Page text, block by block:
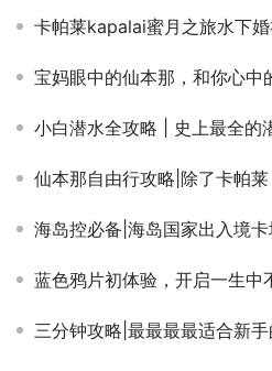
卡帕莱kapalai蜜月之旅水下婚礼
宝妈眼中的仙本那，和你心中
小白潜水全攻略 | 史上最全的潜水
仙本那自由行攻略|除了卡帕莱，仙本
海岛控必备|海岛国家出入境
蓝色鸦片初体验，开启一生中
三分钟攻略|最最最最适合新